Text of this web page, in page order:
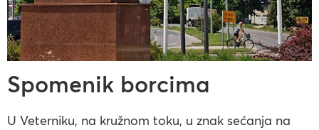
Spomenik borcima
U Veterniku, na kružnom toku, u znak sećanja na